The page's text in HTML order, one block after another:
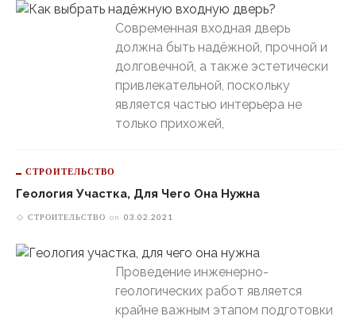
Современная входная дверь
должна быть надёжной, прочной и
долговечной, а также эстетически
привлекательной, поскольку
является частью интерьера не
только прихожей,
СТРОИТЕЛЬСТВО
Геология Участка, Для Чего Она Нужна
СТРОИТЕЛЬСТВО on 03.02.2021
Проведение инженерно-
геологических работ является
крайне важным этапом подготовки